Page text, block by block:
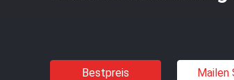
Bestpreis Mailen